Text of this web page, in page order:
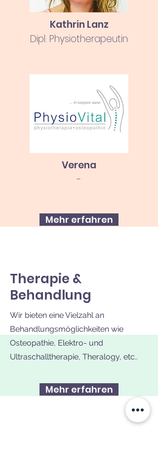
Kathrin Lanz
Dipl. Physiotherapeutin
Verena
-
Mehr erfahren
Therapie &
Behandlung
Wir bieten eine Vielzahl an
Behandlungsmöglichkeiten wie
Osteopathie, Elektro- und
Ultraschalltherapie, Theralogy, etc..
Mehr erfahren